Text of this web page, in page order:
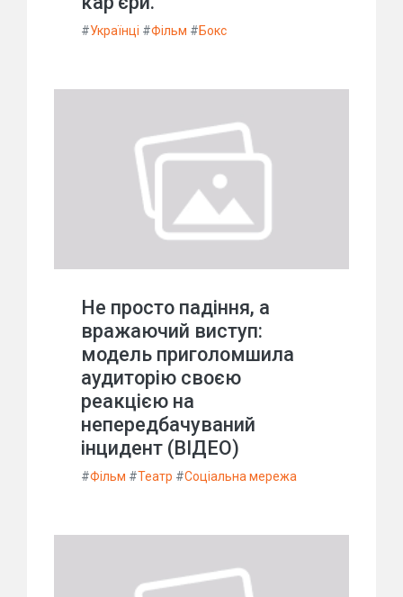
#Українці #Фільм #Бокс
Не просто падіння, а
вражаючий виступ:
модель приголомшила
аудиторію своєю
реакцією на
непередбачуваний
інцидент (ВІДЕО)
#Фільм #Театр #Соціальна мережа